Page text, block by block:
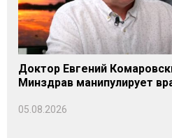
Доктор Евгений
Минздрав манипулирует
05.08.2026